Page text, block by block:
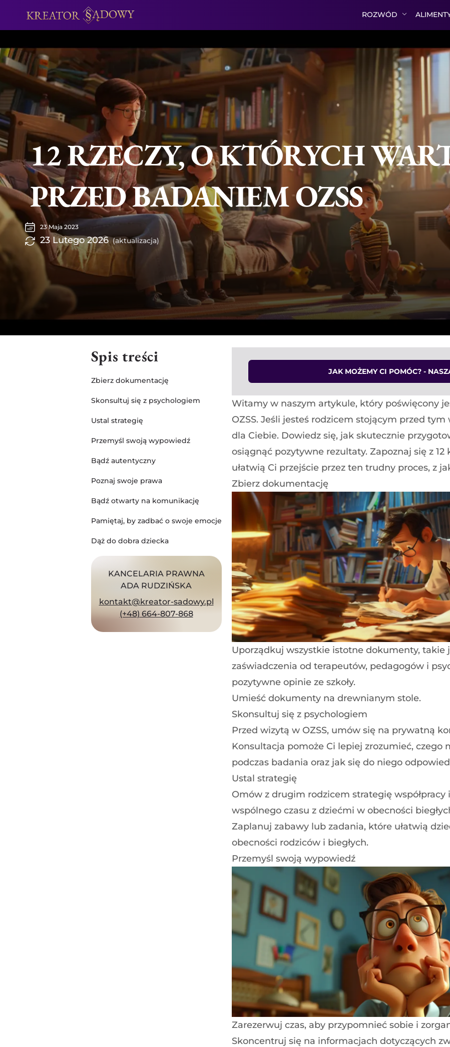
ROZWÓD
12 RZECZY, O KTÓRYCH
PRZED BADANIEM OZSS
23 Maja 2023
23 Lutego 2026 (aktualizacja)
Spis treści
Zbierz dokumentację
Skonsultuj się z psychologiem
Ustal strategię
Przemyśl swoją wypowiedź
Bądź autentyczny
Poznaj swoje prawa
Bądź otwarty na komunikację
Pamiętaj, by zadbać o swoje emocje
Dąż do dobra dziecka
KANCELARIA PRAWNA
ADA RUDZIŃSKA
kontakt@kreator-sadowy.pl
(+48) 664-807-868
JAK MOŻEMY CI POMÓC? -
Witamy w naszym artykule, który poświęcony
OZSS. Jeśli jesteś rodzicem stojącym przed
dla Ciebie. Dowiedz się, jak skutecznie
osiągnąć pozytywne rezultaty. Zapoznaj się z
ułatwią Ci przejście przez ten trudny proces, z
Zbierz dokumentację
Uporządkuj wszystkie istotne dokumenty, takie
zaświadczenia od terapeutów, pedagogów i
pozytywne opinie ze szkoły.
Umieść dokumenty na drewnianym stole.
Skonsultuj się z psychologiem
Przed wizytą w OZSS, umów się na prywatną
Konsultacja pomoże Ci lepiej zrozumieć, czego
podczas badania oraz jak się do niego
Ustal strategię
Omów z drugim rodzicem strategię współpracy
wspólnego czasu z dziećmi w obecności
Zaplanuj zabawy lub zadania, które ułatwią
obecności rodziców i biegłych.
Przemyśl swoją wypowiedź
Zarezerwuj czas, aby przypomnieć sobie i
Skoncentruj się na informacjach dotyczących